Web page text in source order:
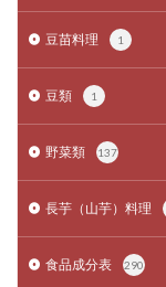
豆苗料理 1
豆類 1
野菜類 137
長芋（山芋）料理
食品成分表 290